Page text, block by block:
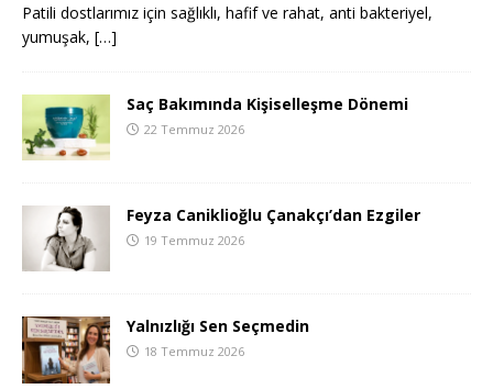
Patili dostlarımız için sağlıklı, hafif ve rahat, anti bakteriyel,
yumuşak, […]
Saç Bakımında Kişiselleşme Dönemi
22 Temmuz 2026
Feyza Caniklioğlu Çanakçı’dan Ezgiler
19 Temmuz 2026
Yalnızlığı Sen Seçmedin
18 Temmuz 2026